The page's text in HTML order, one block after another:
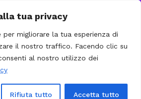
tua privacy
per migliorare la tua esperienza di
il nostro traffico. Facendo clic su
al nostro utilizzo dei
Rifiuta tutto Accetta tutto
– SPEDIZIONI NAZIONALI E
DHL EXPRESS - BRT - UPSIgnora